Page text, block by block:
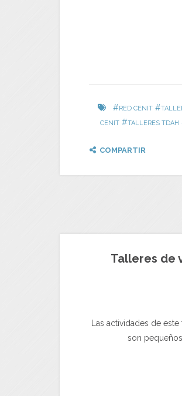
#RED CENIT#
CENIT #TALLERES TDAH
COMPARTIR
Talleres de
Las actividades de
son